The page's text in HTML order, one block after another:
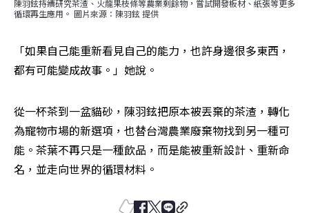
陳羽鉉持續研究茶渣、火龍果枝條等農業剩餘物，嘗試開發板材、紙張等更多
循環再生應用。 圖片來源：陳羽鉉 提供
「如果自己能重新看見自己的能力，也許身邊很多東西，
都有可能變成故事。」她說。
從一杯茶到一盆貓砂，陳羽鉉把原本被丟棄的茶渣，轉化
為寵物市場的新選項，也替台灣農業廢棄物找到另一種可
能。茶葉不再只是一種飲品，而是能被重新設計、重新命
名，並走向世界的循環材料。